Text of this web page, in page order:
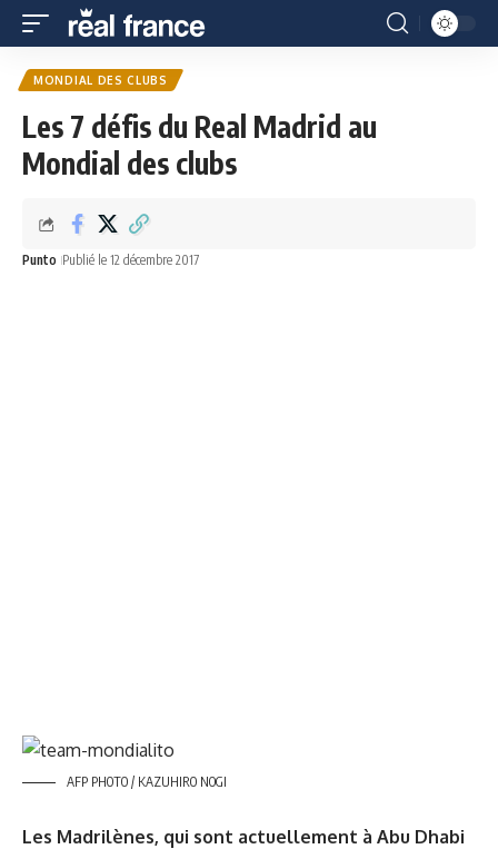
MONDIAL DES CLUBS
Les 7 défis du Real Madrid au
Mondial des clubs
Punto Publié le 12 décembre 2017
AFP PHOTO / KAZUHIRO NOGI
Les Madrilènes, qui sont actuellement à Abu Dhabi